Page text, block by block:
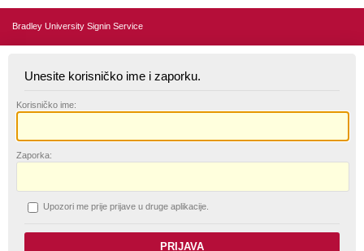
Bradley University Signin Service
Unesite korisničko ime i zaporku.
Korisničko ime:
Zaporka:
Upozori me prije prijave u druge aplikacije.